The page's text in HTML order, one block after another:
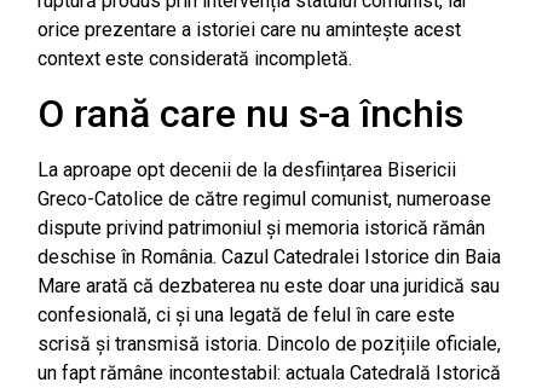
orice prezentare a istoriei care nu amintește acest
context este considerată incompletă.
O rană care nu s-a închis
La aproape opt decenii de la desființarea Bisericii
Greco-Catolice de către regimul comunist, numeroase
dispute privind patrimoniul și memoria istorică rămân
deschise în România. Cazul Catedralei Istorice din Baia
Mare arată că dezbaterea nu este doar una juridică sau
confesională, ci și una legată de felul în care este
scrisă și transmisă istoria. Dincolo de pozițiile oficiale,
un fapt rămâne incontestabil: actuala Catedrală Istorică